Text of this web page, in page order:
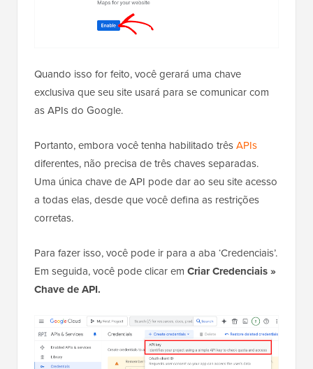
Quando isso for feito, você gerará uma chave
exclusiva que seu site usará para se comunicar com
as APIs do Google.
Portanto, embora você tenha habilitado trêsAPIs
diferentes, não precisa de três chaves separadas.
Uma única chave de API pode dar ao seu site acesso
a todas elas, desde que você defina as restrições
corretas.
Para fazer isso, você pode ir para a aba ‘Credenciais’.
Em seguida, você pode clicar em Criar Credenciais »
Chave de API.